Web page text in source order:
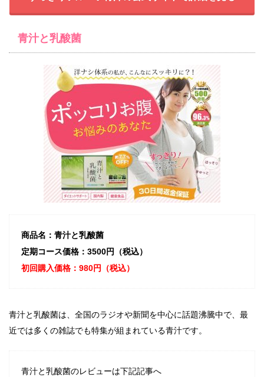
青汁と乳酸菌
商品名：青汁と乳酸菌
定期コース価格：3500円（税込）
初回購入価格：980円（税込）
青汁と乳酸菌は、全国のラジオや新聞を中心に話題沸騰中で、最
近では多くの雑誌でも特集が組まれている青汁です。
青汁と乳酸菌のレビューは下記記事へ